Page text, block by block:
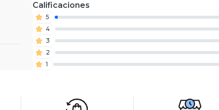
Calificaciones
5
4
3
2
1